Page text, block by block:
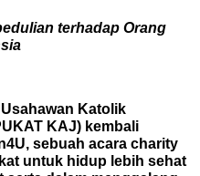
terhadap Orang
Katolik
KAJ) kembali
sebuah acara charity
untuk hidup lebih sehat